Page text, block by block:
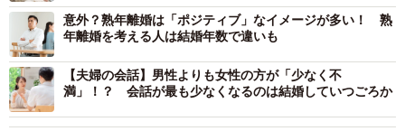
意外？熟年離婚は「ポジティブ」なイメージが多い！ 熟
年離婚を考える人は結婚年数で違いも
【夫婦の会話】男性よりも女性の方が「少なく不
満」！？ 会話が最も少なくなるのは結婚していつごろか